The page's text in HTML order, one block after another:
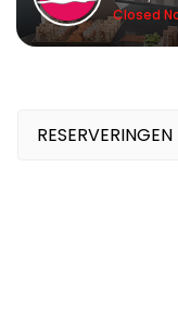
Afspraak
Reservatie
Closed